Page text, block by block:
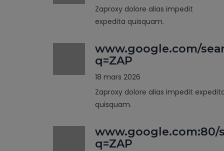
Zaproxy dolore alias impedit
expedita quisquam.
www.google.com/
q=ZAP
18 mars 2026
Zaproxy dolore alias impedit
quisquam.
www.google.com:80/
q=ZAP